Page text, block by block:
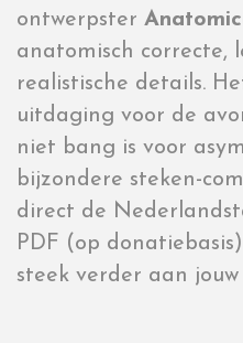
ontwerpster
anatomisch correcte,
realistische details.
uitdaging voor de
niet bang is voor
bijzondere steken-
direct de
PDF (op
steek verder aan